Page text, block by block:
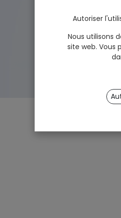
Autoriser
Nous utilisons
site web. Vous